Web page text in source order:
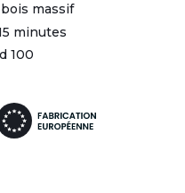
massif
minutes
100